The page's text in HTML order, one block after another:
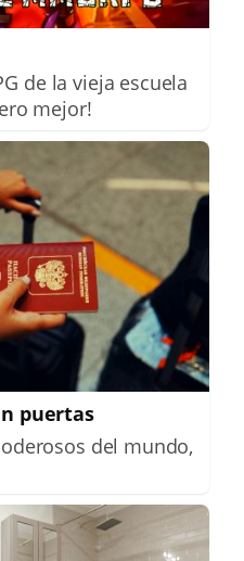
de la vieja escuela
mejor!
puertas
del mundo,